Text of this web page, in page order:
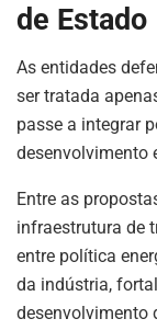
de Estado
As entidades
ser tratada
passe a integrar
desenvolvimento
Entre as
infraestrutura de
entre política
da indústria,
desenvolvimento